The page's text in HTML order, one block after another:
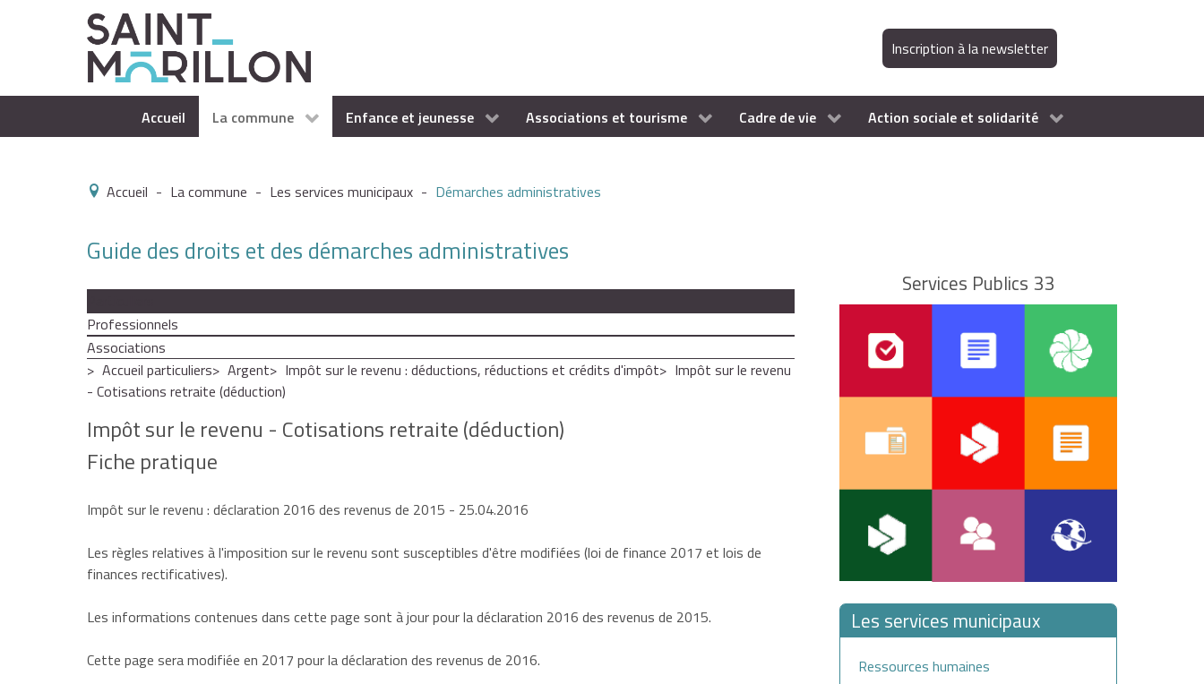
Inscription à la newsletter
Accueil La commune Enfance et jeunesse Associations et tourisme Cadre de vie Action sociale et solidarité
Accueil - La commune - Les services municipaux - Démarches administratives
Guide des droits et des démarches administratives
Professionnels
Associations
Accueil particuliers
Argent Impôt sur le revenu : déductions, réductions et crédits d'impôt
Impôt sur le revenu
- Cotisations retraite (déduction)
Impôt sur le revenu - Cotisations retraite (déduction)
Fiche pratique
Impôt sur le revenu : déclaration 2016 des revenus de 2015 - 25.04.2016
Les règles relatives à l'imposition sur le revenu sont susceptibles d'être modifiées (loi de finance 2017 et lois de
finances rectificatives).
Les informations contenues dans cette page sont à jour pour la déclaration 2016 des revenus de 2015.
Cette page sera modifiée en 2017 pour la déclaration des revenus de 2016.
Services Publics 33
Les services municipaux
Ressources humaines